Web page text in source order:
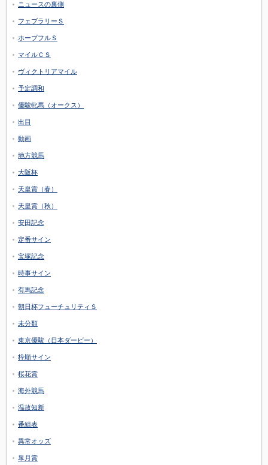
ニュースの裏側
フェブラリーＳ
ホープフルＳ
マイルＣＳ
ヴィクトリアマイル
予定調和
優駿牝馬（オークス）
出目
動画
地方競馬
大阪杯
天皇賞（春）
天皇賞（秋）
安田記念
定番サイン
宝塚記念
時事サイン
有馬記念
朝日杯フューチュリティＳ
未分類
東京優駿（日本ダービー）
枠順サイン
桜花賞
海外競馬
温故知新
番組表
異常オッズ
皐月賞